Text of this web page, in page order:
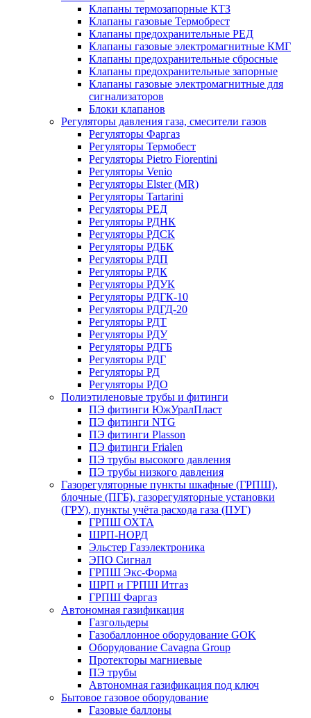
Клапаны термозапорные КТЗ
Клапаны газовые Термобрест
Клапаны предохранительные РЕД
Клапаны газовые электромагнитные КМГ
Клапаны предохранительные сбросные
Клапаны предохранительные запорные
Клапаны газовые электромагнитные для
сигнализаторов
Блоки клапанов
Регуляторы давления газа, смесители газов
Регуляторы Фаргаз
Регуляторы Термобест
Регуляторы Pietro Fiorentini
Регуляторы Venio
Регуляторы Elster (MR)
Регуляторы Tartarini
Регуляторы РЕД
Регуляторы РДНК
Регуляторы РДСК
Регуляторы РДБК
Регуляторы РДП
Регуляторы РДК
Регуляторы РДУК
Регуляторы РДГК-10
Регуляторы РДГД-20
Регуляторы РДТ
Регуляторы РДУ
Регуляторы РДГБ
Регуляторы РДГ
Регуляторы РД
Регуляторы РДО
Полиэтиленовые трубы и фитинги
ПЭ фитинги ЮжУралПласт
ПЭ фитинги NTG
ПЭ фитинги Plasson
ПЭ фитинги Frialen
ПЭ трубы высокого давления
ПЭ трубы низкого давления
Газорегуляторные пункты шкафные (ГРПШ),
блочные (ПГБ), газорегуляторные установки
(ГРУ), пункты учёта расхода газа (ПУГ)
ГРПШ ОХТА
ШРП-НОРД
Эльстер Газэлектроника
ЭПО Сигнал
ГРПШ Экс-Форма
ШРП и ГРПШ Итгаз
ГРПШ Фаргаз
Автономная газификация
Газгольдеры
Газобаллонное оборудование GOK
Оборудование Cavagna Group
Протекторы магниевые
ПЭ трубы
Автономная газификация под ключ
Бытовое газовое оборудование
Газовые баллоны